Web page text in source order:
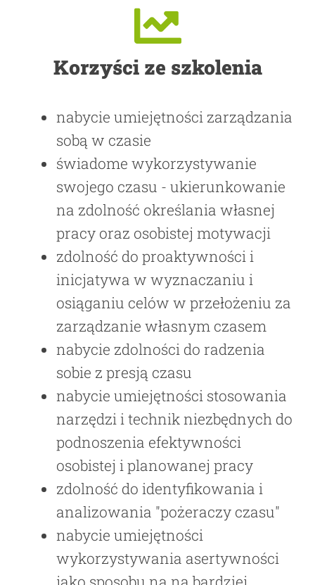
Korzyści ze szkolenia
nabycie umiejętności zarządzania
sobą w czasie
świadome wykorzystywanie
swojego czasu - ukierunkowanie
na zdolność określania własnej
pracy oraz osobistej motywacji
zdolność do proaktywności i
inicjatywa w wyznaczaniu i
osiąganiu celów w przełożeniu za
zarządzanie własnym czasem
nabycie zdolności do radzenia
sobie z presją czasu
nabycie umiejętności stosowania
narzędzi i technik niezbędnych do
podnoszenia efektywności
osobistej i planowanej pracy
zdolność do identyfikowania i
analizowania "pożeraczy czasu"
nabycie umiejętności
wykorzystywania asertywności